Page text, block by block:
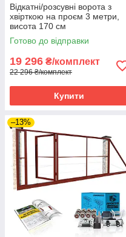
Відкатні/розсувні ворота з
хвірткою на проєм 3 метри,
висота 170 см
Готово до відправки
19 296 ₴/комплект
22 296 ₴/комплект
Купити
–13%